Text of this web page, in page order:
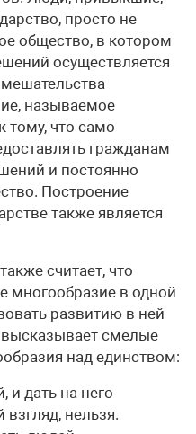
просто не
общество, в котором
осуществляется
называемое
тому, что само
гражданам
и постоянно
Построение
также является
считает, что
многообразие в одной
развитию в ней
смелые
над единством:
и дать на него
нельзя.